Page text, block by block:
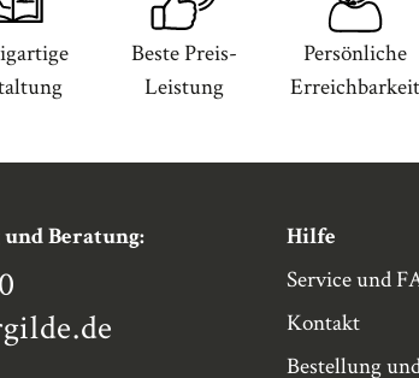
Beste Preis-
Leistung
Persönliche
Erreichbarkeit
Beratung:
Hilfe
Service und
Kontakt
Bestellung